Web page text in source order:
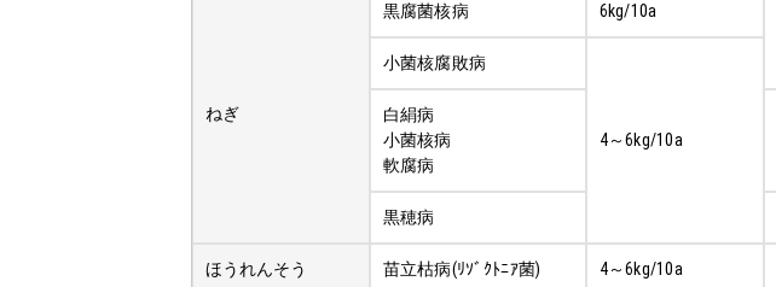
ねぎ
黒腐菌核病 6kg/10a
小菌核腐敗病
4～6kg/10a
白絹病
小菌核病
軟腐病
黒穂病
ほうれんそう 苗立枯病(ﾘｿﾞｸﾄﾆｱ菌) 4～6kg/10a